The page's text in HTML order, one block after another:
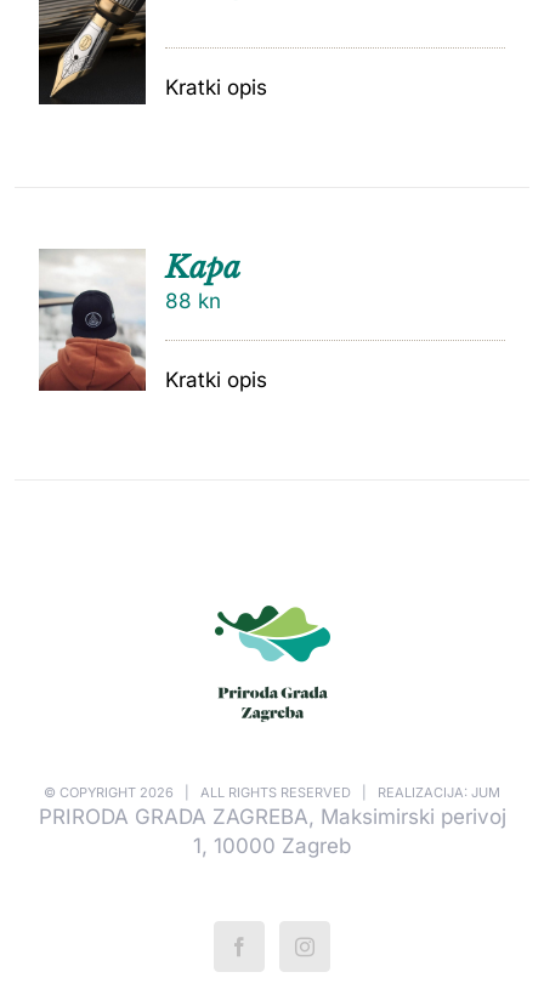
Kratki opis
KOŠARI
CU
Kapa
88 kn
Kratki opis
© COPYRIGHT 2026 | ALL RIGHTS RESERVED | REALIZACIJA: JUM
PRIRODA GRADA ZAGREBA, Maksimirski perivoj
1, 10000 Zagreb